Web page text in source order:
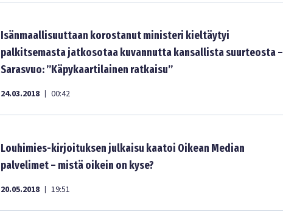
Isänmaallisuuttaan korostanut ministeri kieltäytyi
palkitsemasta jatkosotaa kuvannutta kansallista suurteosta –
Sarasvuo: ”Käpykaartilainen ratkaisu”
24.03.2018 | 00:42
Louhimies-kirjoituksen julkaisu kaatoi Oikean Median
palvelimet – mistä oikein on kyse?
20.05.2018 | 19:51